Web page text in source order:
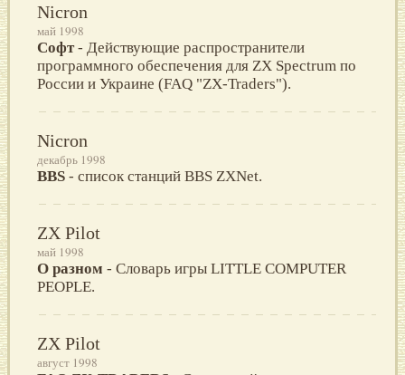
Nicron
май 1998
Софт- Действующие распространители
программного обеспечения для ZX Spectrum по
России и Украине (FAQ "ZX-Traders").
Nicron
декабрь 1998
BBS - список станций BBS ZXNet.
ZX Pilot
май 1998
О разном - Словарь игры LITTLE COMPUTER
PEOPLE.
ZX Pilot
август 1998